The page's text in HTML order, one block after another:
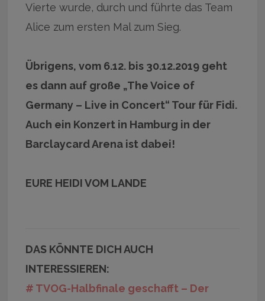
Vierte wurde, durch und führte das Team
Alice zum ersten Mal zum Sieg.
Übrigens, vom 6.12. bis 30.12.2019 geht
es dann auf große „The Voice of
Germany – Live in Concert“ Tour für Fidi.
Auch ein Konzert in Hamburg in der
Barclaycard Arena ist dabei!
EURE HEIDI VOM LANDE
DAS KÖNNTE DICH AUCH
INTERESSIEREN:
# TVOG-Halbfinale geschafft – Der